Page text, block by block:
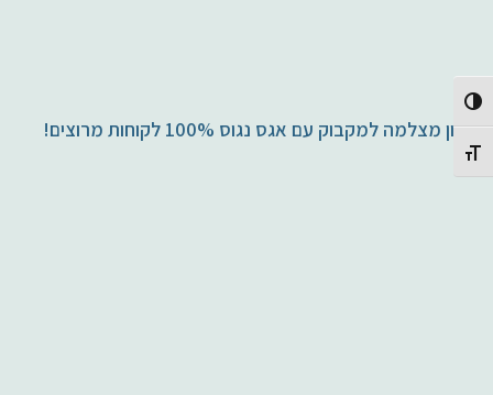
Toggle High Contrast
Toggle Font size
תיקון מצלמה למקבוק עם אגס נגוס 100% לקוחות מרוצים!